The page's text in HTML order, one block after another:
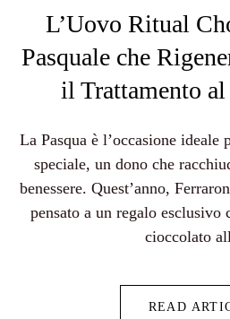
L’Uovo Ritual
Pasquale che
il Trattamento
La Pasqua è l’occasione ideale
speciale, un dono che
benessere. Quest’anno,
pensato a un regalo esclusivo
cioccolato
READ